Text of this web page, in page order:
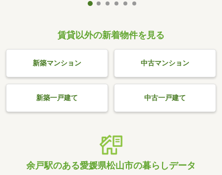
賃貸以外の新着物件を見る
新築マンション 中古マンション
新築一戸建て 中古一戸建て
余戸駅のある愛媛県松山市の暮らしデータ